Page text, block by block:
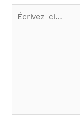
Écrivez